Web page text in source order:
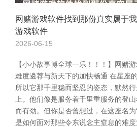
网赌游戏软件找到那份真实属于
游戏软件
2026-06-15
【小小故事博全球一乐！！！】网赌
难度遴荐与新天下的加快畅通 在星座
所以它那千里稳而坚忍的姿态，默然
上。他们像是服务着千里重服务的登
而有劲。但你是否曾想过，在这座名
是如何面对那些令东说念主窒息的难